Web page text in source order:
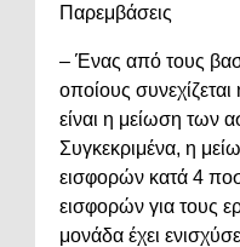
Παρεμβάσεις
– Ένας από τους
οποίους
είναι η μείωση των
Συγκεκριμένα, η
εισφορών κατά 4
εισφορών για τους
μονάδα έχει